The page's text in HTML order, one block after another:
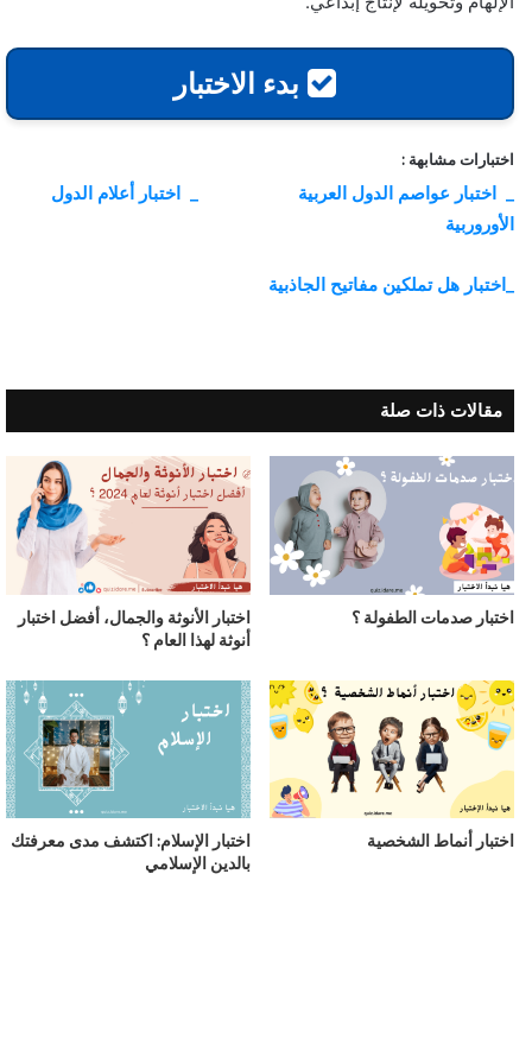
بدء الاختبار
اختبارات مشابهة :
_ اختبار عواصم الدول العربية
_ اختبار أعلام الدول
الأوروربية
_اختبار هل تملكين مفاتيح الجاذبية
مقالات ذات صلة
اختبار صدمات الطفولة ؟ اختبار الأنوثة والجمال، أفضل اختبار
أنوثة لهذا العام ؟
اختبار أنماط الشخصية اختبار الإسلام: اكتشف مدى معرفتك
بالدين الإسلامي